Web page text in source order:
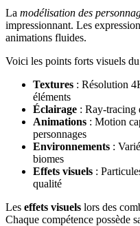
La modélisation des
impressionnant. Les
animations fluides.
Voici les points forts visuels
Textures : Résolution
éléments
Éclairage : Ray-tracing
Animations : Motion
personnages
Environnements :
biomes
Effets visuels :
qualité
Les effets visuels lors des
Chaque compétence possède